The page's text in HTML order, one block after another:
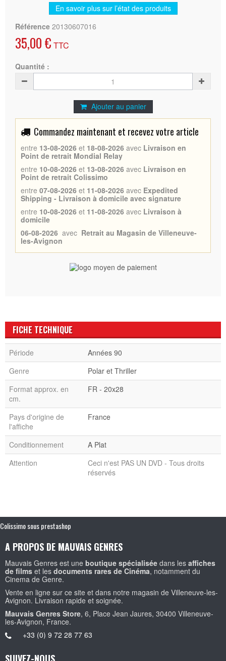
En savoir plus sur l’état des produits
Référence 20130607016
35,00 € TTC
Quantité :
Ajouter au panier
Commandez maintenant et recevez votre article
entre 13-08-2026 et 18-08-2026 avec Livraison en
Point de retrait Mondial Relay
entre 10-08-2026 et 13-08-2026 avec Livraison en
Point de retrait Colissimo
entre 07-08-2026 et 11-08-2026 avec Expedited
Shipping - Livraison à domicile avec signature
entre 10-08-2026 et 11-08-2026 avec Livraison à
domicile
06-08-2026 avec Retrait au Magasin de Villeneuve-
les-Avignon
FICHE TECHNIQUE
Période
Années 90
Genre
Polar et Thriller
Format approx. en
cm.
FR - 20x28
Pays d'origine de
l'affiche
France
Conditionnement
A Plat
Attention
Ceci n'est PAS UN DVD - Tous droits
réservés
Colissimo sous prestashop
A PROPOS DE MAUVAIS GENRES
Mauvais Genres est une boutique spécialisée dans les affiches
de films et les documents rares de Cinéma, notamment du
Cinema de Genre.
Vente en ligne sur ce site et dans notre magasin de Villeneuve-les-
Avignon. Livraison rapide et soignée.
Mauvais Genres Store, 6, Place Jean Jaures, 30400 Villeneuve-
les-Avignon, France.
+33 (0) 9 72 28 77 63
SUIVEZ-NOUS